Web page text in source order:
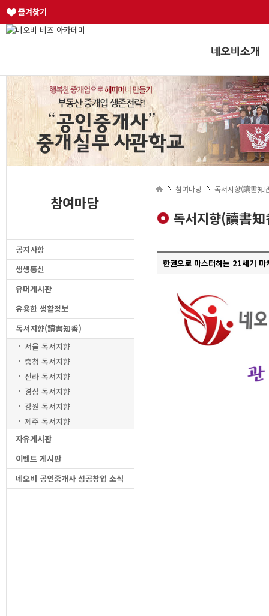
즐겨찾기
참여마당
공지사항
생생통신
유머게시판
유용한 생활정보
독서지향(讀書知香)
서울 독서지향
충청 독서지향
전라 독서지향
경상 독서지향
강원 독서지향
제주 독서지향
자유게시판
이벤트 게시판
네오비 공인중개사 성공창업 소식
참여마당 독서지향(讀書知
독서지향(讀書
한권으로 마스터하는 21세기